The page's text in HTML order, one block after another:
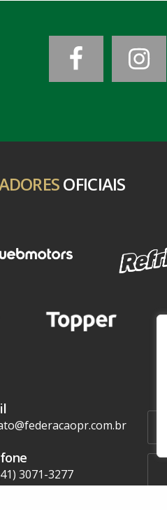
OFICIAIS
3071-3277